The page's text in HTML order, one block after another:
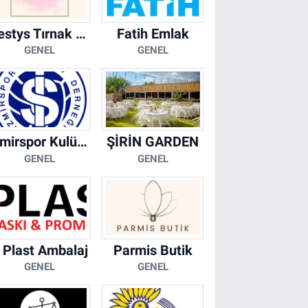
Bestys Tırnak Stüdyosu
GENEL
Fatih Emlak
GENEL
İzmirspor Kulübü Derneği
GENEL
ŞİRİN GARDEN
GENEL
Plast Ambalaj
GENEL
Parmis Butik
GENEL